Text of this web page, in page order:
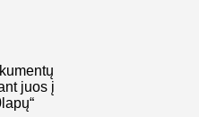
juos į